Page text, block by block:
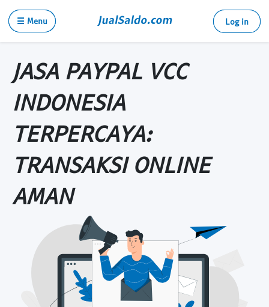
☰ Menu Log in
JASA PAYPAL VCC
INDONESIA
TERPERCAYA:
TRANSAKSI ONLINE
AMAN